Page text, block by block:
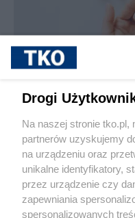
Jak rozpoznać,
Drogi
Na naszej stronie tko.pl,
partnerów uzyskujemy
na urządzeniu oraz
unikalne identyfikatory,
przez urządzenie czy
zapewniania
spersonalizowanych